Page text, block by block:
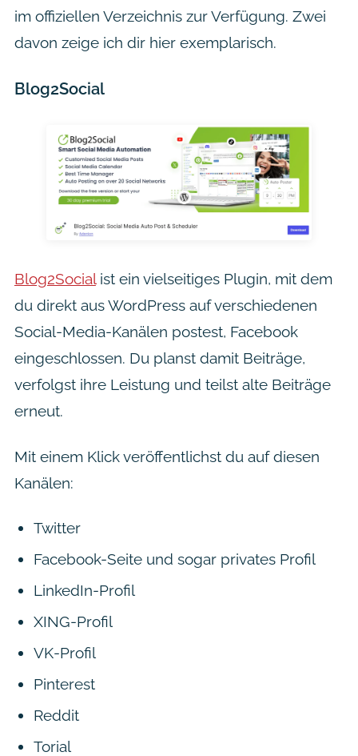
im offiziellen Verzeichnis zur Verfügung. Zwei
davon zeige ich dir hier exemplarisch.
Blog2Social
Blog2Socialist ein vielseitiges Plugin, mit dem
du direkt aus WordPress auf verschiedenen
Social-Media-Kanälen postest, Facebook
eingeschlossen. Du planst damit Beiträge,
verfolgst ihre Leistung und teilst alte Beiträge
erneut.
Mit einem Klick veröffentlichst du auf diesen
Kanälen:
Twitter
Facebook-Seite und sogar privates Profil
LinkedIn-Profil
XING-Profil
VK-Profil
Pinterest
Reddit
Torial